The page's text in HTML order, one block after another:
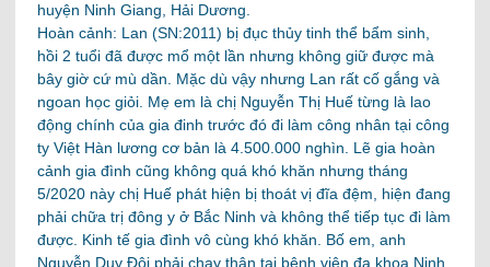
huyện Ninh Giang, Hải Dương.
Hoàn cảnh: Lan (SN:2011) bị đục thủy tinh thể bẩm sinh,
hồi 2 tuổi đã được mổ một lần nhưng không giữ được mà
bây giờ cứ mù dần. Mặc dù vậy nhưng Lan rất cố gắng và
ngoan học giỏi. Mẹ em là chị Nguyễn Thị Huế từng là lao
động chính của gia đinh trước đó đi làm công nhân tại công
ty Việt Hàn lương cơ bản là 4.500.000 nghìn. Lẽ gia hoàn
cảnh gia đình cũng không quá khó khăn nhưng tháng
5/2020 này chị Huế phát hiện bị thoát vị đĩa đệm, hiện đang
phải chữa trị đông y ở Bắc Ninh và không thể tiếp tục đi làm
được. Kinh tế gia đình vô cùng khó khăn. Bố em, anh
Nguyễn Duy Đội phải chạy thận tại bệnh viên đa khoa Ninh